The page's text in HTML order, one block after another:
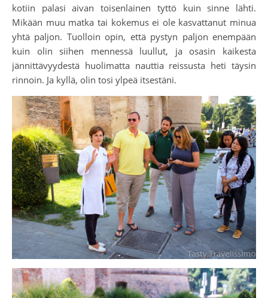
kotiin palasi aivan toisenlainen tyttö kuin sinne lähti.
Mikään muu matka tai kokemus ei ole kasvattanut minua
yhtä paljon. Tuolloin opin, että pystyn paljon enempään
kuin olin siihen mennessä luullut, ja osasin kaikesta
jännittävyydestä huolimatta nauttia reissusta heti täysin
rinnoin. Ja kyllä, olin tosi ylpeä itsestäni.